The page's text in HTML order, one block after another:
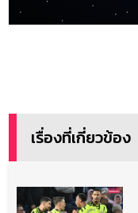
เรื่องที่เกี่ยวข้อง